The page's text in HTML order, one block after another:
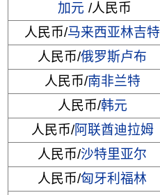
加元 /人民币
人民币/马来西亚林吉特
人民币/俄罗斯卢布
人民币/南非兰特
人民币/韩元
人民币/阿联酋迪拉姆
人民币/沙特里亚尔
人民币/匈牙利福林